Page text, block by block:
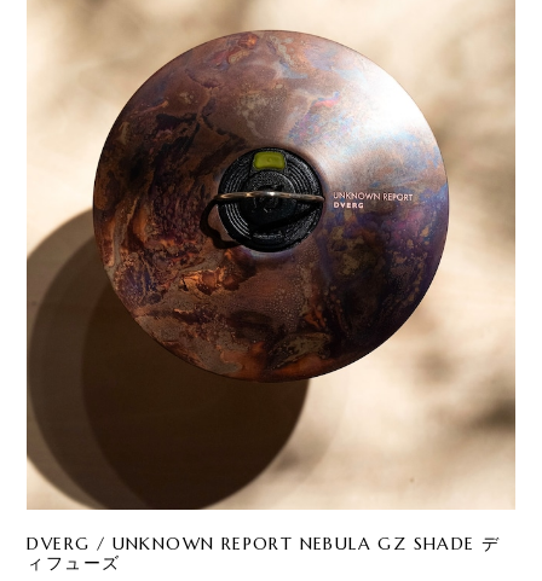
DVERG / UNKNOWN REPORT NEBULA GZ SHADE デ
ィフューズ